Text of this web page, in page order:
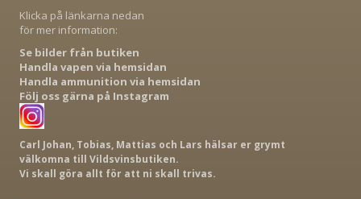
Klicka på länkarna nedan
för mer information:
Se bilder från butiken
Handla vapen via hemsidan
Handla ammunition via hemsidan
Följ oss gärna på Instagram
Carl Johan, Tobias, Mattias och Lars hälsar er grymt
välkomna till Vildsvinsbutiken.
Vi skall göra allt för att ni skall trivas.